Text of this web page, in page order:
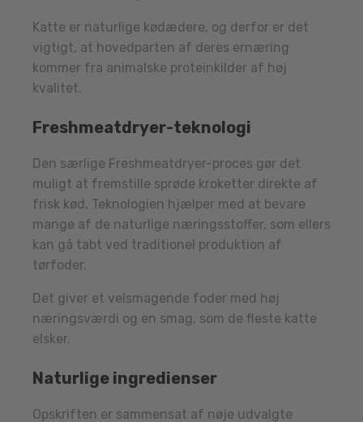
Katte er naturlige kødædere, og derfor er det
vigtigt, at hovedparten af deres ernæring
kommer fra animalske proteinkilder af høj
kvalitet.
Freshmeatdryer-teknologi
Den særlige Freshmeatdryer-proces gør det
muligt at fremstille sprøde kroketter direkte af
frisk kød. Teknologien hjælper med at bevare
mange af de naturlige næringsstoffer, som ellers
kan gå tabt ved traditionel produktion af
tørfoder.
Det giver et velsmagende foder med høj
næringsværdi og en smag, som de fleste katte
elsker.
Naturlige ingredienser
Opskriften er sammensat af nøje udvalgte